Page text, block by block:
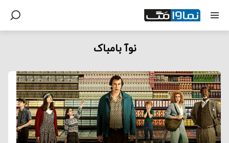
نوآ بامباک